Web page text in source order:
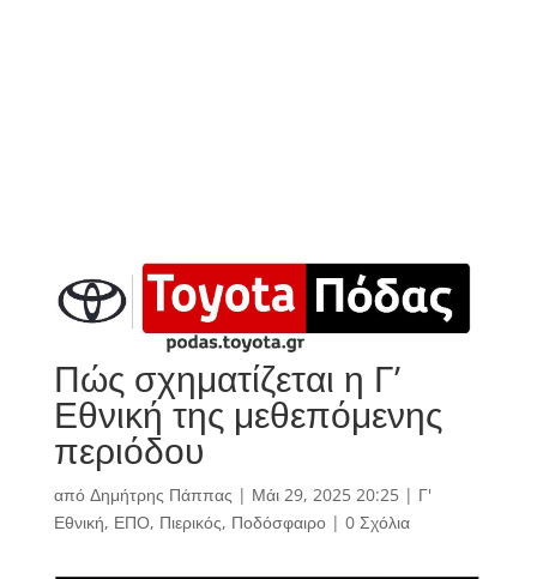
Πώς σχηματίζεται η Γ’
Εθνική της μεθεπόμενης
περιόδου
από Δημήτρης Πάππας | Μάι 29, 2025 20:25| Γ'
Εθνική, ΕΠΟ, Πιερικός, Ποδόσφαιρο| 0 Σχόλια